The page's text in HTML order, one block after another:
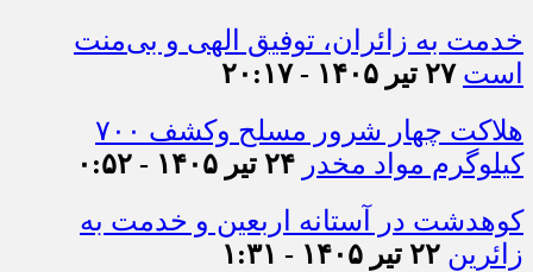
خدمت به زائران، توفیق الهی و بی‌منت
است ۲۷ تیر ۱۴۰۵ - ۲۰:۱۷
هلاکت چهار شرور مسلح وکشف ۷۰۰
کیلوگرم مواد مخدر ۲۴ تیر ۱۴۰۵ - ۰:۵۲
کوهدشت در آستانه اربعین و خدمت‌ به
زائرین ۲۲ تیر ۱۴۰۵ - ۱:۳۱